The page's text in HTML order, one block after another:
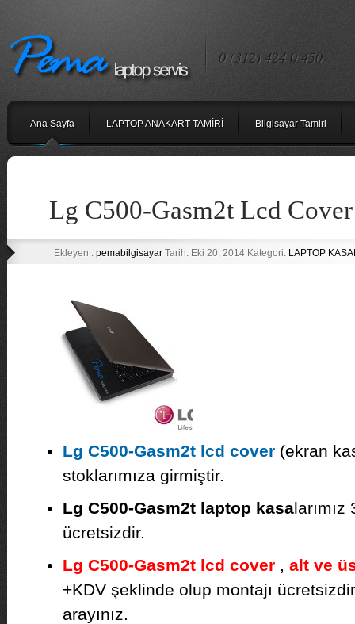
0 (312) 424 0 450
Ana Sayfa LAPTOP ANAKART TAMİRİ Bilgisayar Tamiri
Lg C500-Gasm2t Lcd
Ekleyen : pemabilgisayarTarih: Eki 20, 2014 Kategori: LAPTOP
Lg C500-Gasm2t lcd cover(ekran
stoklarımıza girmiştir.
Lg C500-Gasm2t laptop kasalarımız
ücretsizdir.
Lg C500-Gasm2t lcd cover, alt ve
+KDV şeklinde olup montajı
arayınız.